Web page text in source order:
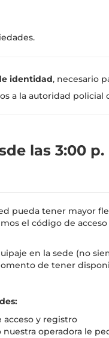
identidad, necesario
a la autoridad policial
las 3:00 p.
pueda tener mayor
el código de
en la sede (no
de tener
acceso y registro
operadora le